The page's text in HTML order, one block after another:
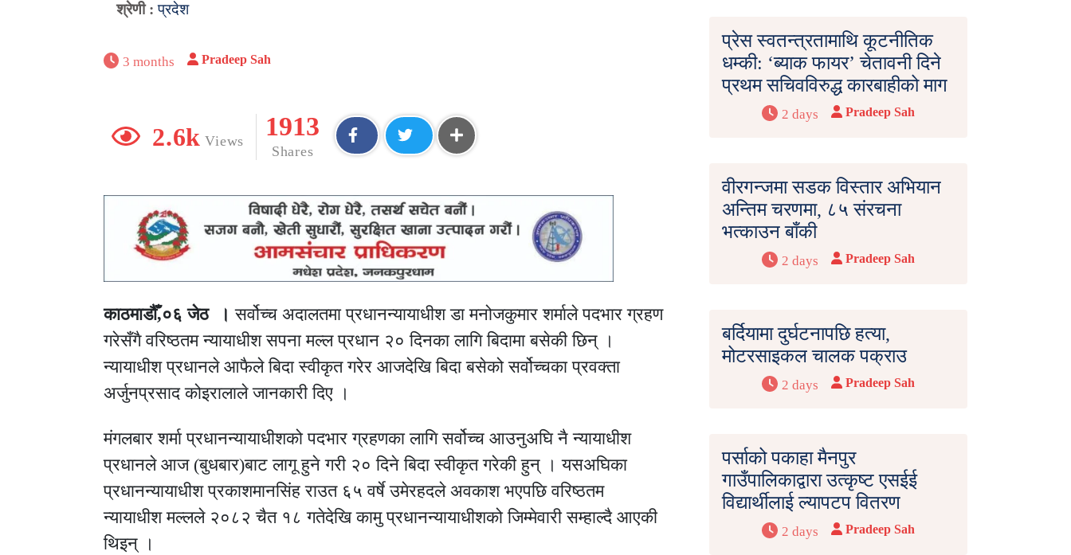
श्रेणी :प्रदेश
3 months Pradeep Sah
2.6k Views
1913
Shares
काठमाडौँ,०६ जेठ । सर्वोच्च अदालतमा प्रधानन्यायाधीश डा मनोजकुमार शर्माले पदभार ग्रहण
गरेसँगै वरिष्ठतम न्यायाधीश सपना मल्ल प्रधान २० दिनका लागि बिदामा बसेकी छिन् ।
न्यायाधीश प्रधानले आफैले बिदा स्वीकृत गरेर आजदेखि बिदा बसेको सर्वोच्चका प्रवक्ता
अर्जुनप्रसाद कोइरालाले जानकारी दिए ।
मंगलबार शर्मा प्रधानन्यायाधीशको पदभार ग्रहणका लागि सर्वोच्च आउनुअघि नै न्यायाधीश
प्रधानले आज (बुधबार)बाट लागू हुने गरी २० दिने बिदा स्वीकृत गरेकी हुन् । यसअघिका
प्रधानन्यायाधीश प्रकाशमानसिंह राउत ६५ वर्षे उमेरहदले अवकाश भएपछि वरिष्ठतम
न्यायाधीश मल्लले २०८२ चैत १८ गतेदेखि कामु प्रधानन्यायाधीशको जिम्मेवारी सम्हाल्दै आएकी
थिइन् ।
प्रेस स्वतन्त्रतामाथि कूटनीतिक
धम्की: ‘ब्याक फायर’ चेतावनी दिने
प्रथम सचिवविरुद्ध कारबाहीको माग
2 days Pradeep Sah
वीरगन्जमा सडक विस्तार अभियान
अन्तिम चरणमा, ८५ संरचना
भत्काउन बाँकी
2 days Pradeep Sah
बर्दियामा दुर्घटनापछि हत्या,
मोटरसाइकल चालक पक्राउ
2 days Pradeep Sah
पर्साको पकाहा मैनपुर
गाउँपालिकाद्वारा उत्कृष्ट एसईई
विद्यार्थीलाई ल्यापटप वितरण
2 days Pradeep Sah